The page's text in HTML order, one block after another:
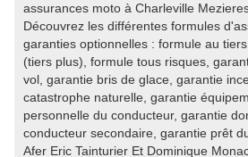
assurances moto à Charleville
Découvrez les différentes formules
garanties optionnelles : formule au
(tiers plus), formule tous risques,
vol, garantie bris de glace, garantie
catastrophe naturelle, garantie
personnelle du conducteur, garantie
conducteur secondaire, garantie prêt
Afer Eric Tainturier Et Dominique